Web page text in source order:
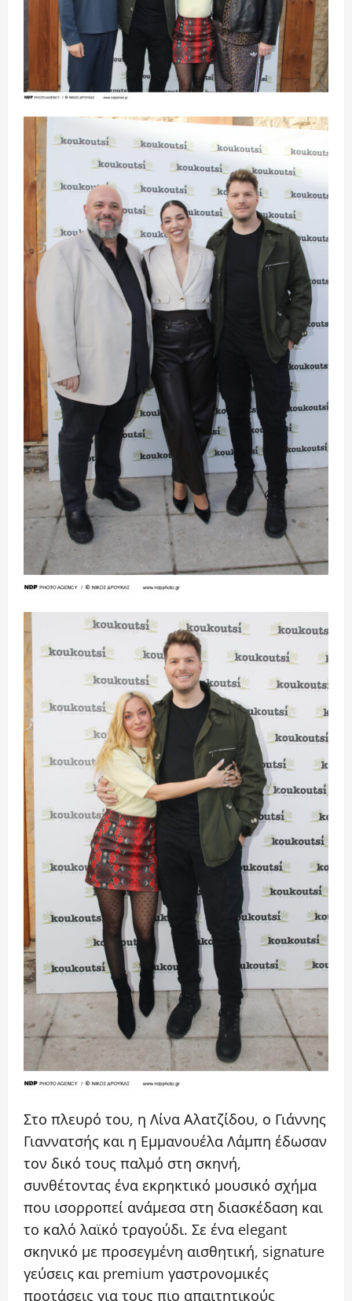
Στο πλευρό του, η Λίνα Αλατζίδου, ο Γιάννης
Γιαννατσής και η Εμμανουέλα Λάμπη έδωσαν
τον δικό τους παλμό στη σκηνή,
συνθέτοντας ένα εκρηκτικό μουσικό σχήμα
που ισορροπεί ανάμεσα στη διασκέδαση και
το καλό λαϊκό τραγούδι. Σε ένα elegant
σκηνικό με προσεγμένη αισθητική, signature
γεύσεις και premium γαστρονομικές
προτάσεις για τους πιο απαιτητικούς